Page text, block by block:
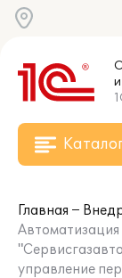
Главная
управление